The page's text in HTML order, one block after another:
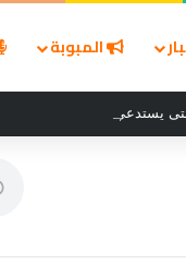
المبوبة
يستدعي الألم زيارة الطبيب؟